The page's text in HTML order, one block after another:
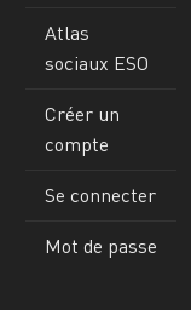
Atlas
sociaux ESO
Créer un
compte
Se connecter
Mot de passe